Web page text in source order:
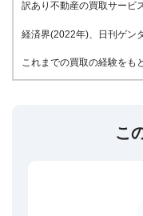
訳あり不動産の買取サービ
経済界(2022年)、日刊ゲン
これまでの買取の経験をも
こ